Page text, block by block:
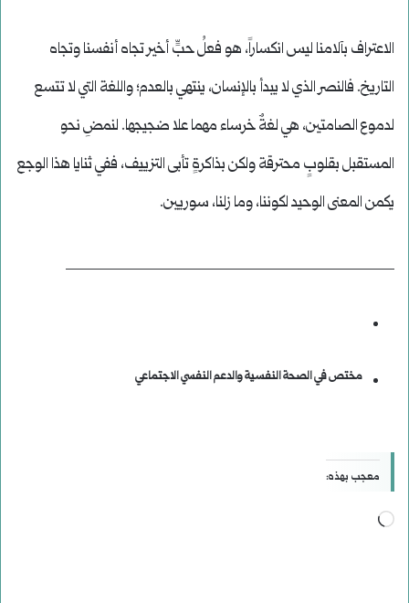
الاعتراف بآلامنا ليس انكساراً، هو فعلُ حبٍّ أخير تجاه أنفسنا وتجاه
التاريخ. فالنصر الذي لا يبدأ بالإنسان، ينتهي بالعدم؛ واللغة التي لا تتسع
لدموع الصامتين، هي لغةٌ خرساء مهما علا ضجيجها. لنمضِ نحو
المستقبل بقلوبٍ محترقة ولكن بذاكرةٍ تأبى التزييف، ففي ثنايا هذا الوجع
يكمن المعنى الوحيد لكوننا، وما زلنا، سوريين.
____________________________________
مختص في الصحة النفسية والدعم النفسي الاجتماعي
معجب بهذه:
جاري